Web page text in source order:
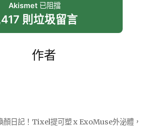
Akismet已阻擋
則垃圾留言
作者
顏日記！Tixel提可塑 x ExoMuse外泌體，